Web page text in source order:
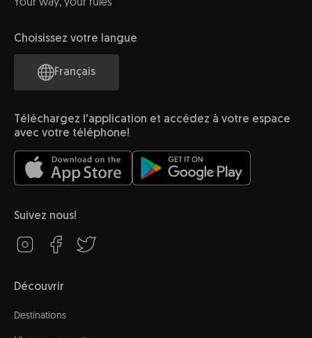
Choisissez votre langue
Français
Téléchargez l'application et accédez à votre espace
avec votre téléphone!
Suivez nous!
Découvrir
Destinations